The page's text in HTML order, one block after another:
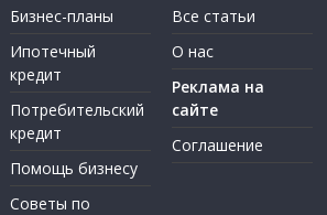
Бизнес-планы
Ипотечный
кредит
Потребительский
кредит
Помощь бизнесу
Советы по
Все статьи
О нас
Реклама на
сайте
Соглашение